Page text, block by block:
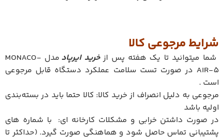
شرایط مرجوعی کالا
شما میتوانید تا یک هفته پس ازخرید ایرپاد
مدل MONACO-
AIR-5 در صورت تست سلامت عملکرد دستگاه قابل مرجوعی
است .
مرجوعی به دلیل انصراف از خرید کالا: کالا حتما باید در بسته‌بندی
اولیه باشد
در صورت داشتن خرابی و مشکلات کارخانه ای: با شماره های
پشتیبانی تماس حاصل شود و هماهنگی صورت گیرد. (حداکثر تا